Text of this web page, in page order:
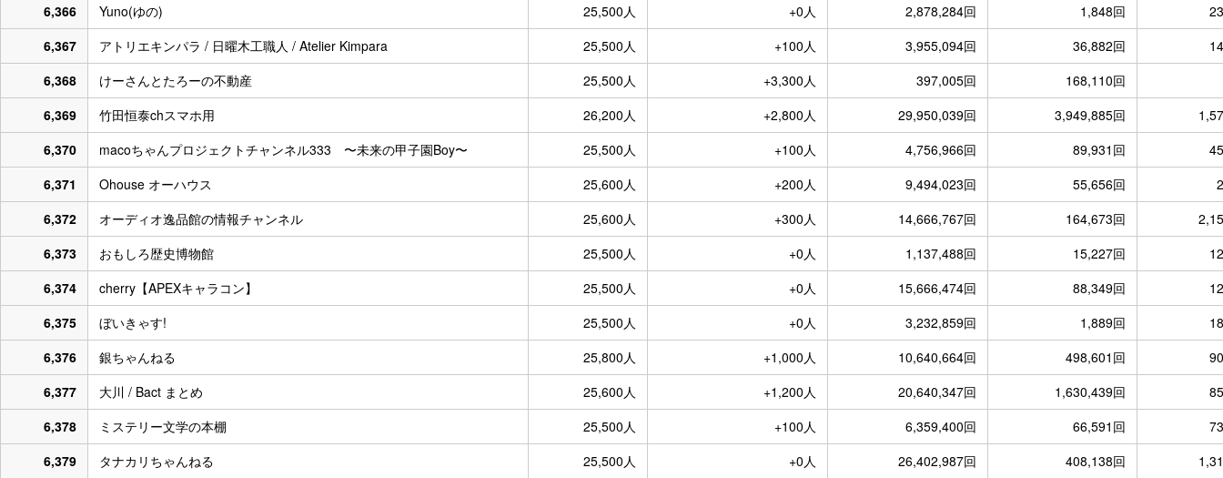
6,366
Yuno(ゆの) 25,500人 +0人 2,878,284回 1,848回
6,367
アトリエキンパラ / 日曜木工職人 / Atelier Kimpara 25,500人 +100人 3,955,094回 36,882回
6,368
けーさんとたろーの不動産 25,500人 +3,300人 397,005回
168,110回
6,369
竹田恒泰chスマホ用 26,200人 +2,800人 29,950,039回 3,949,885回
6,370
macoちゃんプロジェクトチャンネル333 〜未来の甲子園Boy〜 25,500人 +100人 4,756,966回 89,931回
6,371
Ohouse オーハウス 25,600人 +200人 9,494,023回 55,656回
6,372
オーディオ逸品館の情報チャンネル 25,600人 +300人 14,666,767回 164,673回
6,373
おもしろ歴史博物館 25,500人 +0人 1,137,488回 15,227回
6,374
cherry【APEXキャラコン】 25,500人 +0人 15,666,474回 88,349回
6,375
ぼいきゃす! 25,500人 +0人 3,232,859回 1,889回
6,376
銀ちゃんねる 25,800人 +1,000人 10,640,664回 498,601回
6,377
大川 / Bact まとめ 25,600人 +1,200人 20,640,347回 1,630,439回
6,378
ミステリー文学の本棚 25,500人 +100人 6,359,400回 66,591回
6,379
タナカリちゃんねる 25,500人 +0人 26,402,987回 408,138回